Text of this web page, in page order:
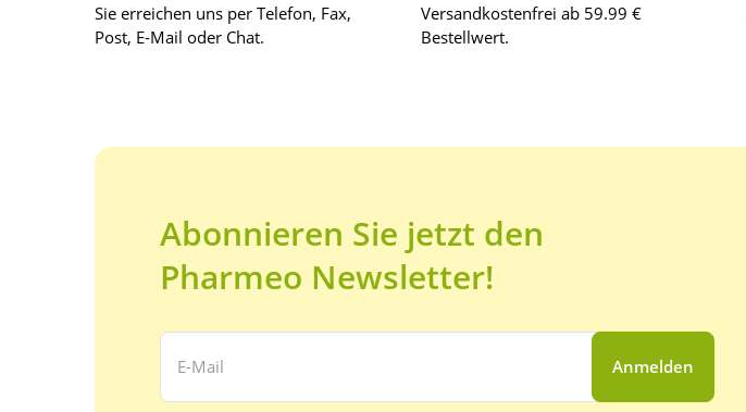
Sie erreichen uns per Telefon, Fax,
Post, E-Mail oder Chat.
Versandkostenfrei ab 59.99 €
Bestellwert.
Abonnieren Sie jetzt den
Pharmeo Newsletter!
Ihre E-Mail Adresse:
Anmelden